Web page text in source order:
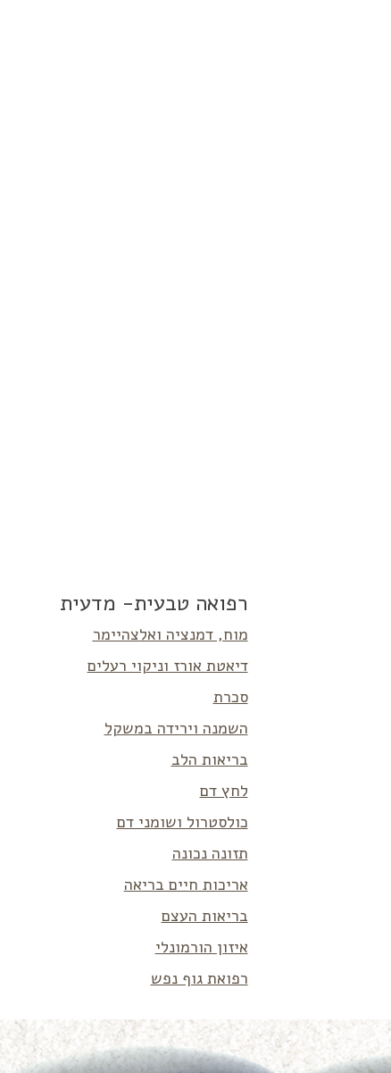
רפואה טבעית- מדעית
מוח, דמנציה ואלצהיימר
דיאטת אורז וניקוי רעלים
סכרת
השמנה וירידה במשקל
בריאות הלב
לחץ דם
כולסטרול ושומני דם
תזונה נכונה
אריכות חיים בריאה
בריאות העצם
איזון הורמונלי
רפואת גוף נפש